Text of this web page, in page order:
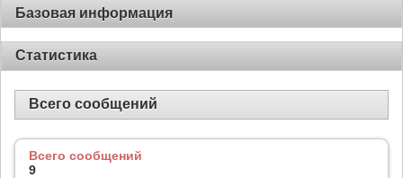
Базовая информация
Статистика
Всего сообщений
Всего сообщений
9